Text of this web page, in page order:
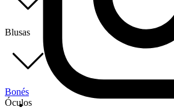
Blusas
Bonés
Óculos